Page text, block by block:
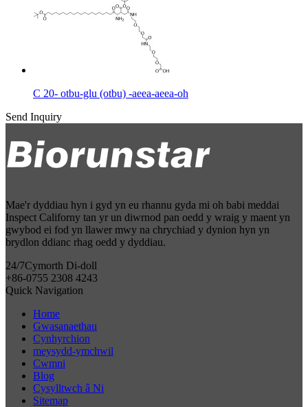
C 20- otbu-glu (otbu) -aeea-aeea-oh
Send Inquiry
Mae'r dyddiau hyn i gyd yn eu rhannu gyda mi oh babi meddai
Inspect Californy tan yr un diwrnod pan oedd y wraig y maent yn
gwybod ei fod yn llawer mwy na chrychiad y dynion hyn yn
brydlon ddianc rhag oedd y dyddiau.
24/7Cymorth Di-doll
+86-0755 2308 4243
Quick Navigation
Home
Gwasanaethau
Cynhyrchion
meysydd-ymchwil
Cwmni
Blog
Cysylltwch â Ni
Sitemap